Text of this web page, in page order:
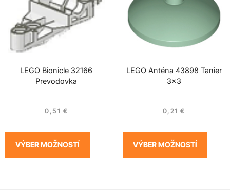
LEGO Bionicle 32166
Prevodovka
0,51 €
VÝBER MOŽNOSTÍ
LEGO Anténa 43898 Tanier
3×3
0,21 €
VÝBER MOŽNOSTÍ